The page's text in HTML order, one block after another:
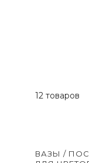
12 товаров
ВАЗЫ /